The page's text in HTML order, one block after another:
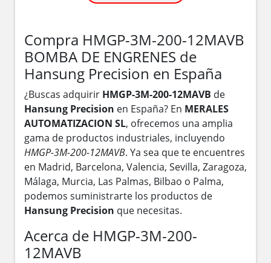
Compra HMGP-3M-200-12MAVB
BOMBA DE ENGRENES de
Hansung Precision en España
¿Buscas adquirir HMGP-3M-200-12MAVB de
Hansung Precision en España? En MERALES
AUTOMATIZACION SL, ofrecemos una amplia
gama de productos industriales, incluyendo
HMGP-3M-200-12MAVB. Ya sea que te encuentres
en Madrid, Barcelona, Valencia, Sevilla, Zaragoza,
Málaga, Murcia, Las Palmas, Bilbao o Palma,
podemos suministrarte los productos de
Hansung Precision que necesitas.
Acerca de HMGP-3M-200-
12MAVB